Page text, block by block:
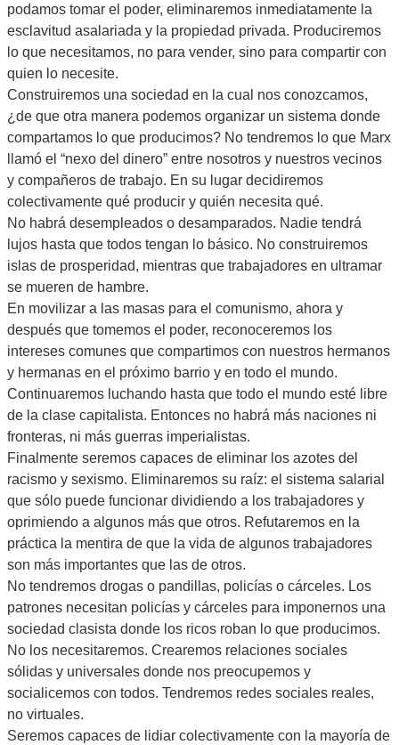
podamos tomar el poder, eliminaremos inmediatamente la
esclavitud asalariada y la propiedad privada. Produciremos
lo que necesitamos, no para vender, sino para compartir con
quien lo necesite.
Construiremos una sociedad en la cual nos conozcamos,
¿de que otra manera podemos organizar un sistema donde
compartamos lo que producimos? No tendremos lo que Marx
llamó el “nexo del dinero” entre nosotros y nuestros vecinos
y compañeros de trabajo. En su lugar decidiremos
colectivamente qué producir y quién necesita qué.
No habrá desempleados o desamparados. Nadie tendrá
lujos hasta que todos tengan lo básico. No construiremos
islas de prosperidad, mientras que trabajadores en ultramar
se mueren de hambre.
En movilizar a las masas para el comunismo, ahora y
después que tomemos el poder, reconoceremos los
intereses comunes que compartimos con nuestros hermanos
y hermanas en el próximo barrio y en todo el mundo.
Continuaremos luchando hasta que todo el mundo esté libre
de la clase capitalista. Entonces no habrá más naciones ni
fronteras, ni más guerras imperialistas.
Finalmente seremos capaces de eliminar los azotes del
racismo y sexismo. Eliminaremos su raíz: el sistema salarial
que sólo puede funcionar dividiendo a los trabajadores y
oprimiendo a algunos más que otros. Refutaremos en la
práctica la mentira de que la vida de algunos trabajadores
son más importantes que las de otros.
No tendremos drogas o pandillas, policías o cárceles. Los
patrones necesitan policías y cárceles para imponernos una
sociedad clasista donde los ricos roban lo que producimos.
No los necesitaremos. Crearemos relaciones sociales
sólidas y universales donde nos preocupemos y
socialicemos con todos. Tendremos redes sociales reales,
no virtuales.
Seremos capaces de lidiar colectivamente con la mayoría de